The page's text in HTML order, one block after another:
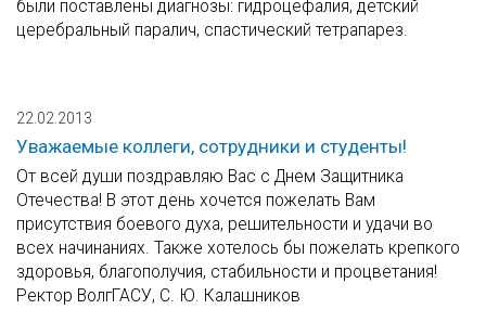
были поставлены диагнозы: гидроцефалия, детский
церебральный паралич, спастический тетрапарез.
22.02.2013
Уважаемые коллеги, сотрудники и студенты!
От всей души поздравляю Вас с Днем Защитника
Отечества! В этот день хочется пожелать Вам
присутствия боевого духа, решительности и удачи во
всех начинаниях. Также хотелось бы пожелать крепкого
здоровья, благополучия, стабильности и процветания!
Ректор ВолгГАСУ, С. Ю. Калашников